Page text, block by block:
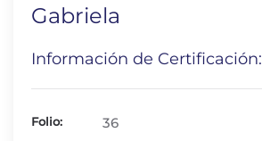
Gabriela
Información de Certificación:
Folio: 36